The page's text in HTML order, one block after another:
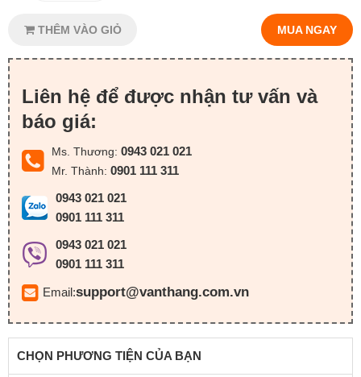
THÊM VÀO GIỎ MUA NGAY
Liên hệ để được nhận tư vấn và
báo giá:
Ms. Thương: 0943 021 021
Mr. Thành: 0901 111 311
0943 021 021
0901 111 311
0943 021 021
0901 111 311
Email:support@vanthang.com.vn
CHỌN PHƯƠNG TIỆN CỦA BẠN